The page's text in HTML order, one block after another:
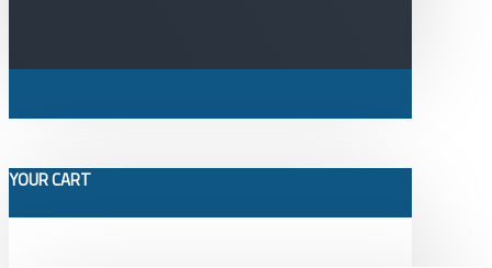
YOUR CART